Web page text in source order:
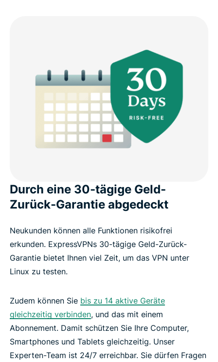
Durch eine 30-tägige Geld-
Zurück-Garantie abgedeckt
Neukunden können alle Funktionen risikofrei
erkunden. ExpressVPNs 30-tägige Geld-Zurück-
Garantie bietet Ihnen viel Zeit, um das VPN unter
Linux zu testen.
Zudem können Sie bis zu 14 aktive Geräte
gleichzeitig verbinden, und das mit einem
Abonnement. Damit schützen Sie Ihre Computer,
Smartphones und Tablets gleichzeitig. Unser
Experten-Team ist 24/7 erreichbar. Sie dürfen Fragen